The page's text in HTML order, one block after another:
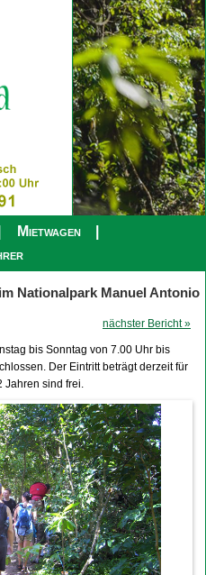
Mietwagen
Nationalpark Manuel Antonio
nächster Bericht »
bis Sonntag von 7.00 Uhr bis
Der Eintritt beträgt derzeit für
Jahren sind frei.